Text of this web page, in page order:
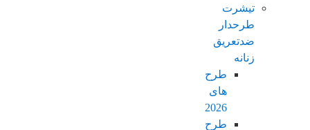
تیشرت
طرحدار
ضدتعریق
زنانه
طرح
های
2026
طرح